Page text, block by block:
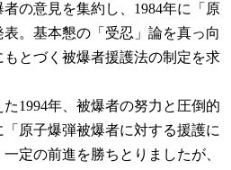
の意見を集約し、1984年に「原
。基本懇の「受忍」論を真っ向
とづく被爆者援護法の制定を求
1994年、被爆者の努力と圧倒的
原子爆弾被爆者に対する援護に
定の前進を勝ちとりましたが、